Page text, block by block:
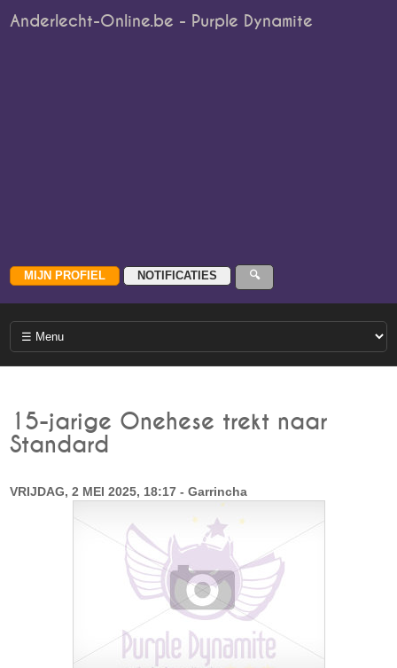
Anderlecht-Online.be - Purple Dynamite
15-jarige Onehese trekt naar
Standard
VRIJDAG, 2 MEI 2025, 18:17 - Garrincha